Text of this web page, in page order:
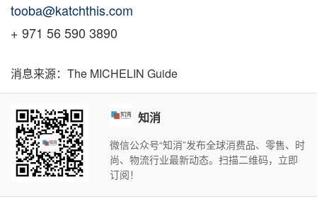
tooba@katchthis.com
+ 971 56 590 3890
消息来源：The MICHELIN Guide
知消
微信公众号“知消”发布全球消费品、零售、时
尚、物流行业最新动态。扫描二维码，立即
订阅！